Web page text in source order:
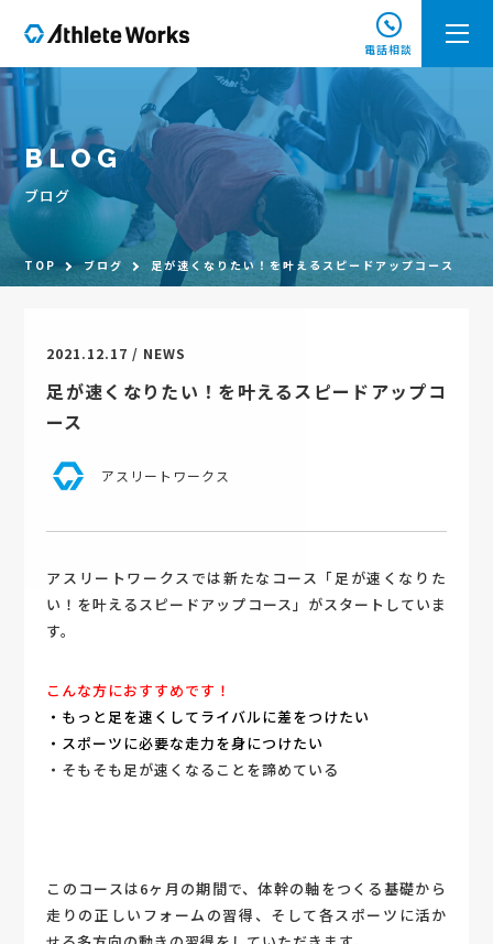
電話相談
BLOG
ブログ
TOP ブログ 足が速くなりたい！を叶えるスピードアップコース
2021.12.17 / NEWS
足が速くなりたい！を叶えるスピードアップコ
ース
アスリートワークス
アスリートワークスでは新たなコース「足が速くなりた
い！を叶えるスピードアップコース」がスタートしていま
す。
こんな方におすすめです！
・もっと足を速くしてライバルに差をつけたい
・スポーツに必要な走力を身につけたい
・そもそも足が速くなることを諦めている
このコースは6ヶ月の期間で、体幹の軸をつくる基礎から
走りの正しいフォームの習得、そして各スポーツに活か